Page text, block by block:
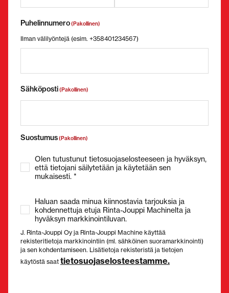
Puhelinnumero(Pakollinen)
Ilman välilyöntejä (esim. +358401234567)
Sähköposti(Pakollinen)
Suostumus(Pakollinen)
Olen tutustunut tietosuojaselosteeseen ja hyväksyn,
että tietojani säilytetään ja käytetään sen
mukaisesti. *
Haluan saada minua kiinnostavia tarjouksia ja
kohdennettuja etuja Rinta-Jouppi Machinelta ja
hyväksyn markkinointiluvan.
J. Rinta-Jouppi Oy ja Rinta-Jouppi Machine käyttää
rekisteritietoja markkinointiin (ml. sähköinen suoramarkkinointi)
ja sen kohdentamiseen. Lisätietoja rekisteristä ja tietojen
käytöstä saat tietosuojaselosteestamme.